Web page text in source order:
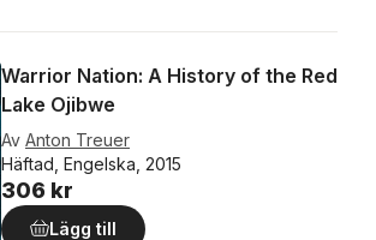
Warrior Nation: A History of the Red
Lake Ojibwe
Av Anton Treuer
Häftad, Engelska, 2015
306 kr
Lägg till